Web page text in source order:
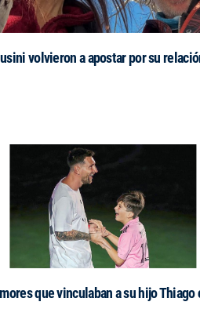
volvieron a apostar por su
que vinculaban a su hijo Thiago